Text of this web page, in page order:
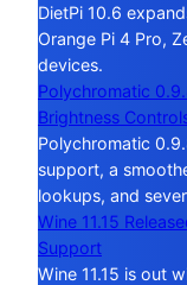
DietPi 10.6
Orange Pi 4 Pro,
devices.
Polychromatic
Brightness
Polychromatic
support, a
lookups, and
Wine 11.15
Support
Wine 11.15 is out